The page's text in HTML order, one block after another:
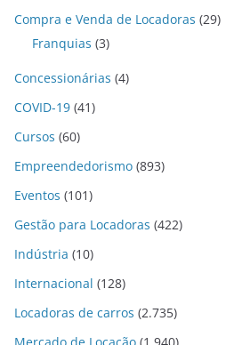
Compra e Venda de Locadoras (29)
Franquias (3)
Concessionárias (4)
COVID-19 (41)
Cursos (60)
Empreendedorismo (893)
Eventos (101)
Gestão para Locadoras (422)
Indústria (10)
Internacional (128)
Locadoras de carros (2.735)